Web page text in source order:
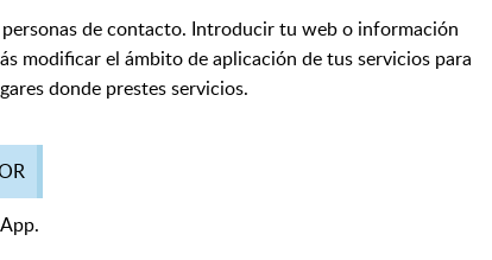
de contacto. Introducir tu web o información
modificar el ámbito de aplicación de tus servicios para
donde prestes servicios.